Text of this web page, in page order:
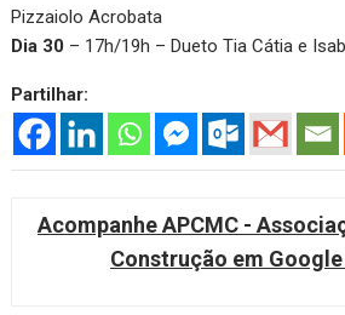
Pizzaiolo Acrobata
Dia 30 – 17h/19h – Dueto Tia Cátia e
Partilhar:
Acompanhe APCMC -
Construção em